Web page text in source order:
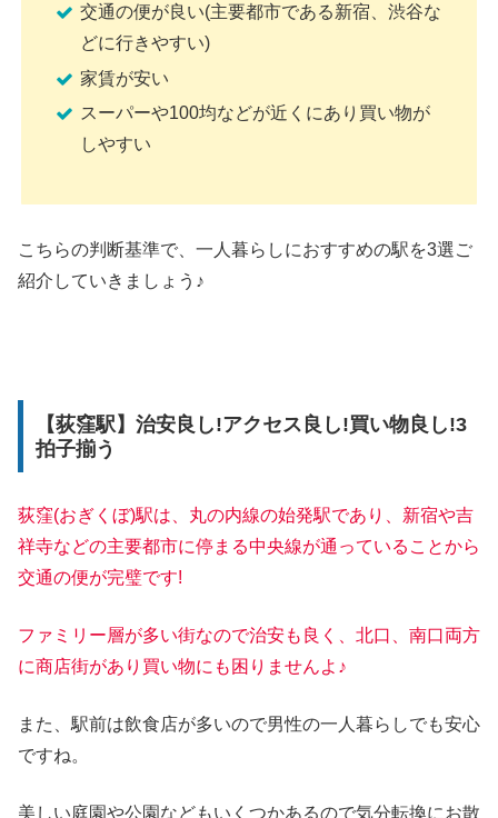
交通の便が良い(主要都市である新宿、渋谷な
どに行きやすい)
家賃が安い
スーパーや100均などが近くにあり買い物が
しやすい
こちらの判断基準で、一人暮らしにおすすめの駅を3選ご
紹介していきましょう♪
【荻窪駅】治安良し!アクセス良し!買い物良し!3
拍子揃う
荻窪(おぎくぼ)駅は、丸の内線の始発駅であり、新宿や吉
祥寺などの主要都市に停まる中央線が通っていることから
交通の便が完璧です!
ファミリー層が多い街なので治安も良く、北口、南口両方
に商店街があり買い物にも困りませんよ♪
また、駅前は飲食店が多いので男性の一人暮らしでも安心
ですね。
美しい庭園や公園などもいくつかあるので気分転換にお散